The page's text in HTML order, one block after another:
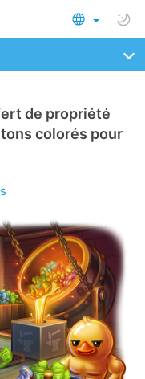
de propriété
colorés pour